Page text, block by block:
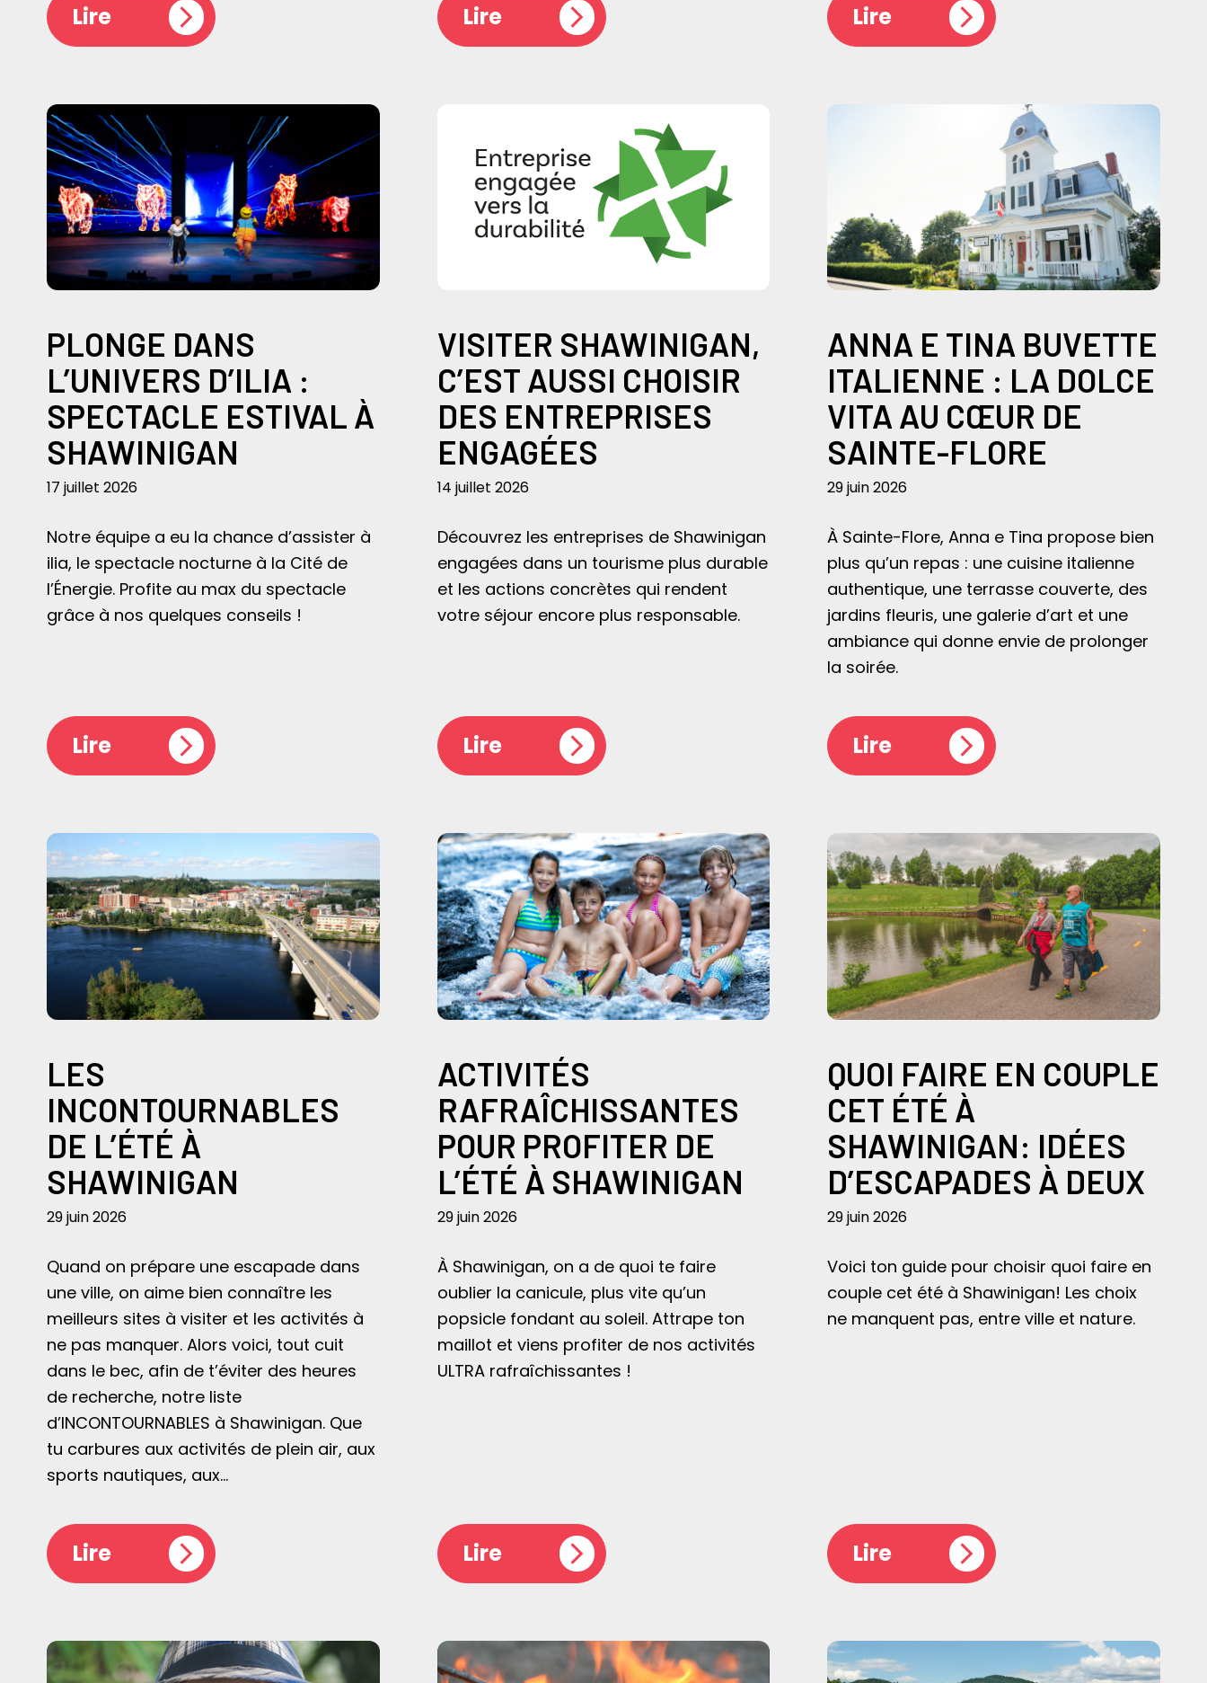
Lire Lire Lire
PLONGE DANS
L’UNIVERS D’ILIA :
SPECTACLE ESTIVAL À
SHAWINIGAN
17 juillet 2026
Notre équipe a eu la chance d’assister à
ilia, le spectacle nocturne à la Cité de
l’Énergie. Profite au max du spectacle
grâce à nos quelques conseils !
Lire
VISITER SHAWINIGAN,
C’EST AUSSI CHOISIR
DES ENTREPRISES
ENGAGÉES
14 juillet 2026
Découvrez les entreprises de Shawinigan
engagées dans un tourisme plus durable
et les actions concrètes qui rendent
votre séjour encore plus responsable.
Lire
ANNA E TINA BUVETTE
ITALIENNE : LA DOLCE
VITA AU CŒUR DE
SAINTE-FLORE
29 juin 2026
À Sainte-Flore, Anna e Tina propose bien
plus qu’un repas : une cuisine italienne
authentique, une terrasse couverte, des
jardins fleuris, une galerie d’art et une
ambiance qui donne envie de prolonger
la soirée.
Lire
LES
INCONTOURNABLES
DE L’ÉTÉ À
SHAWINIGAN
29 juin 2026
Quand on prépare une escapade dans
une ville, on aime bien connaître les
meilleurs sites à visiter et les activités à
ne pas manquer. Alors voici, tout cuit
dans le bec, afin de t’éviter des heures
de recherche, notre liste
d’INCONTOURNABLES à Shawinigan. Que
tu carbures aux activités de plein air, aux
sports nautiques, aux…
Lire
ACTIVITÉS
RAFRAÎCHISSANTES
POUR PROFITER DE
L’ÉTÉ À SHAWINIGAN
29 juin 2026
À Shawinigan, on a de quoi te faire
oublier la canicule, plus vite qu’un
popsicle fondant au soleil. Attrape ton
maillot et viens profiter de nos activités
ULTRA rafraîchissantes !
Lire
QUOI FAIRE EN COUPLE
CET ÉTÉ À
SHAWINIGAN: IDÉES
D’ESCAPADES À DEUX
29 juin 2026
Voici ton guide pour choisir quoi faire en
couple cet été à Shawinigan! Les choix
ne manquent pas, entre ville et nature.
Lire